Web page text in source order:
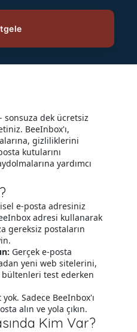
sonsuza dek ücretsiz
BeeInbox'ı,
gizliliklerini
kutularını
yardımcı
e-posta adresiniz
adresi kullanarak
gereksiz postaların
Gerçek e-posta
yeni web sitelerini,
bültenleri test ederken
yok. Sadece BeeInbox'ı
alın ve yola çıkın.
Kim Var?